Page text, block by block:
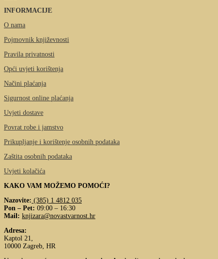
INFORMACIJE
O nama
Pojmovnik književnosti
Pravila privatnosti
Opći uvjeti korištenja
Načini plaćanja
Sigurnost online plaćanja
Uvjeti dostave
Povrat robe i jamstvo
Prikupljanje i korištenje osobnih podataka
Zaštita osobnih podataka
Uvjeti kolačića
KAKO VAM MOŽEMO POMOĆI?
Nazovite: (385) 1 4812 035
Pon – Pet: 09:00 – 16:30
Mail: knjizara@novastvarnost.hr
Adresa:
Kaptol 21,
10000 Zagreb, HR